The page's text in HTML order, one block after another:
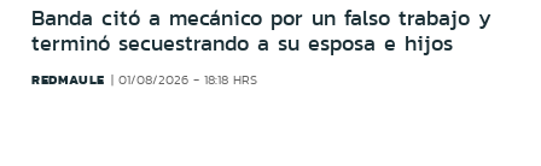
Banda citó a mecánico por un falso trabajo y
terminó secuestrando a su esposa e hijos
REDMAULE 01/08/2026 - 18:18 HRS